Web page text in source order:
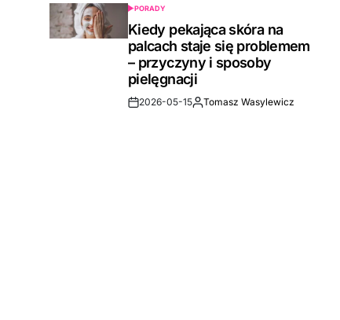
POSTED
IN
PORADY
Kiedy pekająca skóra na
palcach staje się problemem
– przyczyny i sposoby
pielęgnacji
Post2026-05-15By:Tomasz Wasylewicz